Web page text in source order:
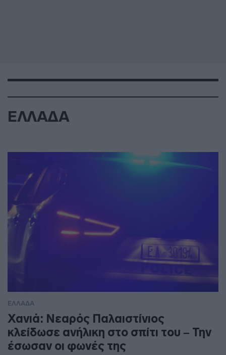
ΕΛΛΑΔΑ
ΕΛΛΑΔΑ
Χανιά: Νεαρός Παλαιστίνιος
κλείδωσε ανήλικη στο σπίτι του – Την
έσωσαν οι φωνές της